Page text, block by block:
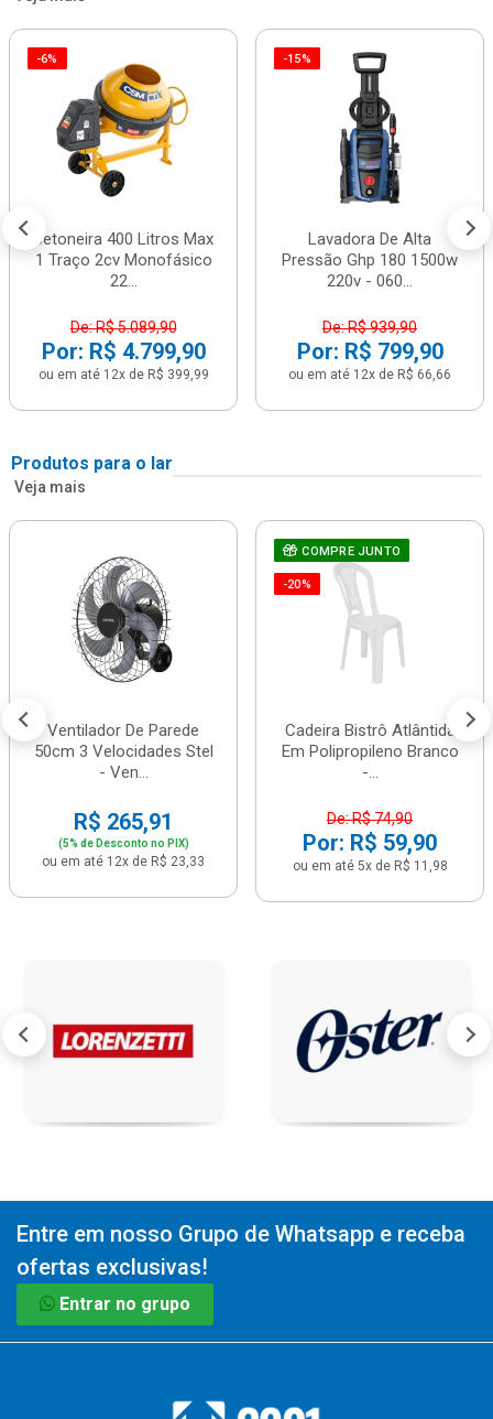
-6%
Betoneira 400 Litros Max
1 Traço 2cv Monofásico
22...
De: R$ 5.089,90
Por: R$ 4.799,90
ou em até 12x de R$ 399,99
-15%
Lavadora De Alta
Pressão Ghp 180 1500w
220v - 060...
De: R$ 939,90
Por: R$ 799,90
ou em até 12x de R$ 66,66
Produtos para o lar
Veja mais
Ventilador De Parede
50cm 3 Velocidades Stel
- Ven...
R$ 265,91
(5% de Desconto no PIX)
ou em até 12x de R$ 23,33
COMPRE JUNTO
-20%
Cadeira Bistrô Atlântida
Em Polipropileno Branco
-...
De: R$ 74,90
Por: R$ 59,90
ou em até 5x de R$ 11,98
Entre em nosso Grupo de Whatsapp e receba
ofertas exclusivas!
Entrar no grupo